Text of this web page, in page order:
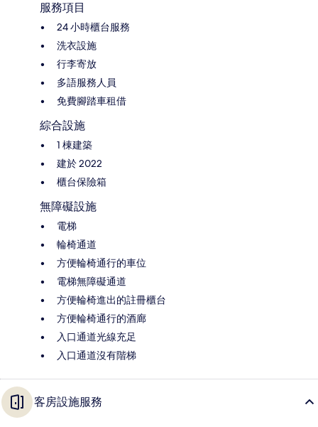
服務項目
24 小時櫃台服務
洗衣設施
行李寄放
多語服務人員
免費腳踏車租借
綜合設施
1 棟建築
建於 2022
櫃台保險箱
無障礙設施
電梯
輪椅通道
方便輪椅通行的車位
電梯無障礙通道
方便輪椅進出的註冊櫃台
方便輪椅通行的酒廊
入口通道光線充足
入口通道沒有階梯
客房設施服務